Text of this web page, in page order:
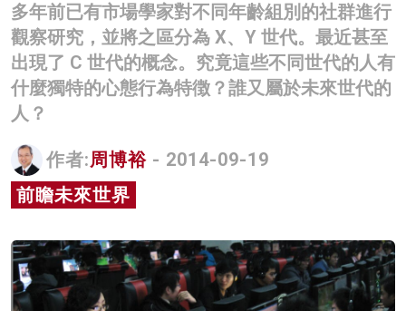
商業
科技
影片
名家榜
灼見活動
多年前已有市場學家對不同年齡組別的社群進行
觀察研究，並將之區分為 X、Y 世代。最近甚至
出現了 C 世代的概念。究竟這些不同世代的人有
什麼獨特的心態行為特徴？誰又屬於未來世代的
人？
作者:周博裕 - 2014-09-19
前瞻未來世界